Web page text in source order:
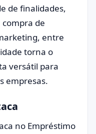
de finalidades,
de
entre
torna o
versátil para
empresas.
no Empréstimo